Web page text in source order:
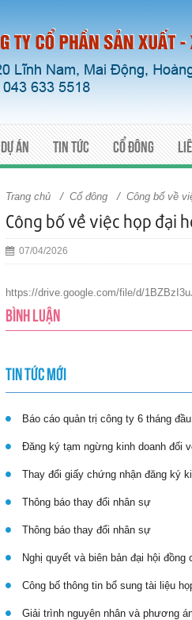
Dự án Tin tức Cổ đông
Trang chủ/ Cổ đông / Công bố về
Công bố về việc họp đại
07/04/2026
https://drive.google.com/file/d/
BÌNH LUẬN
TIN TỨC MỚI
Báo cáo quản trị công ty 6 tháng
Đăng ký tạm ngừng kinh doanh đối
Thay đổi giấy chứng nhận đăng ký
Thông báo thay đổi nhân sự
Thông báo thay đổi nhân sự
Nghị quyết và biên bản đại hội
Công bố thông tin bổ sung tài liệu
Giải trình nguyên nhân và phương